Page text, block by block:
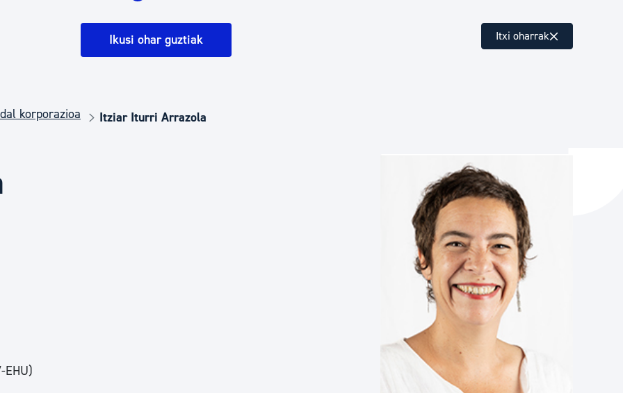
Gune publikoa, hondakinak eta ingurumena
Berdintasuna, Giza Eskubideak eta bizikidetza
Ikusi ohar guztiak Itxi oharrak
korporazioa Itziar Iturri Arrazola
EHU)